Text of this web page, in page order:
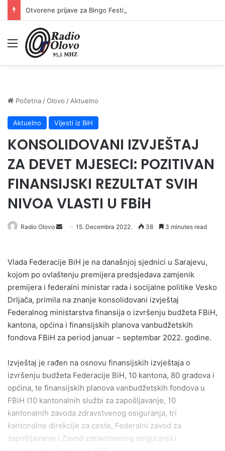
Meni
Početna /Olovo / Aktuelno
Aktuelno Vijesti iz BiH
KONSOLIDOVANI IZVJEŠTAJ
ZA DEVET MJESECI: POZITIVAN
FINANSIJSKI REZULTAT SVIH
NIVOA VLASTI U FBiH
Radio Olovo
Send15. Decembra 2022. 38 3 minutes read
Vlada Federacije BiH je na današnjoj sjednici u Sarajevu,
kojom po ovlaštenju premijera predsjedava zamjenik
premijera i federalni ministar rada i socijalne politike Vesko
Drljača, primila na znanje konsolidovani izvještaj
Federalnog ministarstva finansija o izvršenju budžeta FBiH,
kantona, općina i finansijskih planova vanbudžetskih
fondova FBiH za period januar – septembar 2022. godine.
Izvještaj je rađen na osnovu finansijskih izvještaja o
izvršenju budžeta Federacije BiH, 10 kantona, 80 gradova i
općina, te finansijskih planova vanbudžetskih fondova u
FBiH (10 kantonalnih službi za zapošljavanje, 10
kantonalnih zavoda zdravstvenog osiguranja, tri
kantonalne direkcije za ceste, Federalni zavod za
zapošljavanje i Zavod zdravstvenog osiguranja i